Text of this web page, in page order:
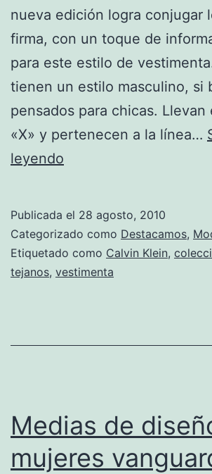
nueva edición logra conjugar
firma, con un toque de
para este estilo de
tienen un estilo masculino, si
pensados para chicas. Llevan
«X» y pertenecen a la línea…
leyendo
de
Calvin
Klein
Publicada el 28 agosto, 2010
Categorizado como Destacamos,
Etiquetado como Calvin Klein,
tejanos, vestimenta
Medias de
mujeres